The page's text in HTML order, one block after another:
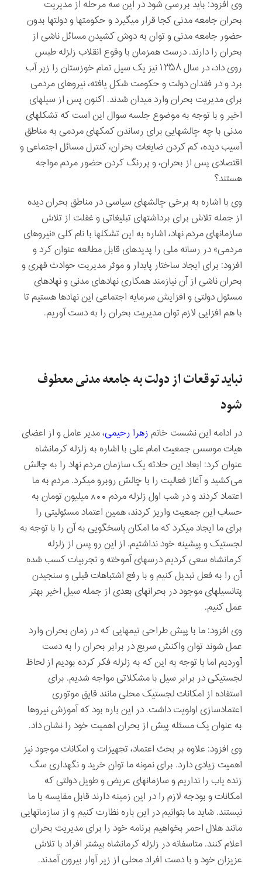
وی افزود: باید بررسی شود در این سه مرحله از مدیریت
بحران جامعه مدنی کجا قرار می­گیرد و حکومتها و دولتها بدون
حضور جامعه مدنی و توان به دوش کشیدن مسائل ناشی از
بحران را دارند. درست همزمان با وقوع انقلاب زلزله طبس
روی داد، در سال ۱۳۵۸ نیز یک سیل تمام خوزستان را زیر آب
برد و در فقدان دولت و حکومت شکل یافته، نیروهای مردمی
برای مدیریت بحران وارد میدان شدند. اکنون پس از سیل­های
اخیر و با توجه به موضوع جلسه سوال این است که تشکلهای
مدنی با چه چالشهایی برای رساندن کمکهای مردمی به مناطق
آسیب دیده، کم کردن ضایعات بحران، کنترل مسائل اجتماعی و
اقتصادی پس از بحران، و پررنگ کردن حضور مردم مواجه
هستند؟
وی با اشاره به برخی چالش­های سیاسی در مناطق بحران دیده
از جمله تلاش برای برداشت­های تبلیغاتی و غفلت از تلاش
سازمانهای مردم نهاد، اشاره به این تشکلها با نام کلی «نیروهای
مردمی» در رسانه ملی را پدیده­ای قابل مطالعه عنوان کرد و
افزود: برای ایجاد ساختار پایدار و موثر مدیریت حوادث قهری و
بحران ناشی از آن نیازمند همکاری نهادهای مدنی و نهادهای
مسئول دولتی و افزایش سرمایه اجتماعی این نهادها هستیم تا
با هم­ افزایی لازم توان مدیریت بحران را به دست آوریم.
نباید توقعات از دولت به جامعه مدنی معطوف
شود
در ادامه این نشست خانم زهرا رحیمی، مدیر عامل و از اعضای
هیات موسس جمعیت امام علی با اشاره به زلزله کرمانشاه
عنوان کرد: ابعاد این حادثه یک سازمان مردم نهاد را به چالش
می­‌کشید و آغاز فعالیت را با چالش روبرو می­کرد. مردم به ما
اعتماد کردند و در شب اول زلزله مردم 800 میلیون تومان به
حساب این جمعیت واریز کردند، همین اعتماد مسئولیتی را
برای ما ایجاد می­کرد که ما امکان پاسخگویی به آن را با توجه به
لجستیک و پیشینه خود نداشتیم. از این رو پس از زلزله
کرمانشاه سعی کردیم درسهای آموخته و تجربیات کسب شده
آن را به فعل تبدیل کنیم و با رفع اشتباهات قبلی و سنجیدن
پتانسیل­های موجود در بحرانهای بعدی از جمله سیل اخیر بهتر
عمل کنیم.
وی افزود: ما با پیش طراحی تیم­هایی که در زمان بحران وارد
عمل شوند توان واکنش سریع در برابر بحران را به دست
آوردیم اما با توجه به این که به زلزله فکر کرده بودیم از لحاظ
لجستیکی در برابر سیل با مشکلاتی مواجه شدیم. برای
استفاده از امکانات لجستیک محلی مانند قایق موتوری
اعتمادسازی اولویت داشت. در این باره بود که آموزش نیروها
به عنوان یک مسئله پیش از بحران اهمیت خود را نشان داد.
وی افزود: علاوه بر بحث اعتماد، تجهیزات و امکانات موجود نیز
اهمیت زیادی دارد. برای نمونه ما توان خرید و نگهداری سگ
زنده یاب را نداریم و سازمانهای عریض و طویل دولتی که
امکانات و بودجه لازم را در این زمینه دارند قابل مقایسه با ما
نیستند. شاید ما بتوانیم در این باره نظارت کنیم و از سازمانهایی
مانند هلال احمر بخواهیم برنامه خود را برای مدیریت بحران
اعلام کنند. متاسفانه در زلزله کرمانشاه بیشتر افراد با تلاش
عزیزان خود و با دست افراد محلی از زیر آوار بیرون آمدند.